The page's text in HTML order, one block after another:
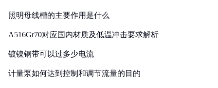
照明母线槽的主要作用是什么
A516Gr70对应国内材质及低温冲击要求解析
镀镍钢带可以过多少电流
计量泵如何达到控制和调节流量的目的